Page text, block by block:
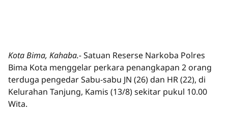
Kota Bima, Kahaba.-Satuan Reserse Narkoba Polres
Bima Kota menggelar perkara penangkapan 2 orang
terduga pengedar Sabu-sabu JN (26) dan HR (22), di
Kelurahan Tanjung, Kamis (13/8) sekitar pukul 10.00
Wita.